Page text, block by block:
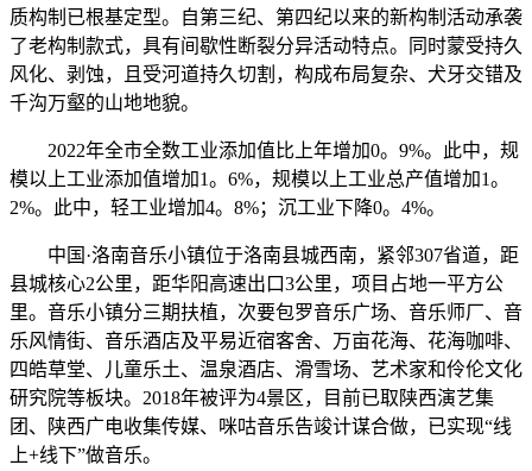
质构制已根基定型。自第三纪、第四纪以来的新构制活动承袭
了老构制款式，具有间歇性断裂分异活动特点。同时蒙受持久
风化、剥蚀，且受河道持久切割，构成布局复杂、犬牙交错及
千沟万壑的山地地貌。
2022年全市全数工业添加值比上年增加0。9%。此中，规
模以上工业添加值增加1。6%，规模以上工业总产值增加1。
2%。此中，轻工业增加4。8%；沉工业下降0。4%。
中国·洛南音乐小镇位于洛南县城西南，紧邻307省道，距
县城核心2公里，距华阳高速出口3公里，项目占地一平方公
里。音乐小镇分三期扶植，次要包罗音乐广场、音乐师厂、音
乐风情街、音乐酒店及平易近宿客舍、万亩花海、花海咖啡、
四皓草堂、儿童乐土、温泉酒店、滑雪场、艺术家和伶伦文化
研究院等板块。2018年被评为4景区，目前已取陕西演艺集
团、陕西广电收集传媒、咪咕音乐告竣计谋合做，已实现“线
上+线下”做音乐。